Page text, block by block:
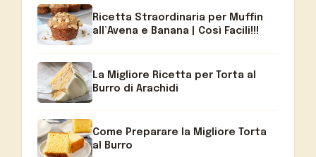
Ricetta Straordinaria per Muffin
all’Avena e Banana | Così Facili!!!
La Migliore Ricetta per Torta al
Burro di Arachidi
Come Preparare la Migliore Torta
al Burro